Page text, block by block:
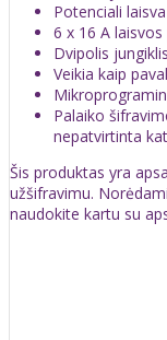
Potenciali
6 x 16 A
Dvipolis
Veikia kaip
Palaiko
nepatvirtinta
Šis produktas yra
užšifravimu.
naudokite kartu su